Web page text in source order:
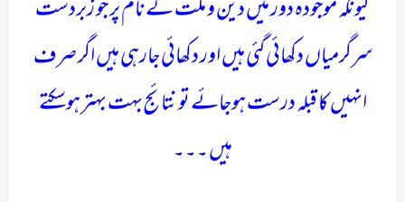
کیونکہ موجودہ دور میں دین و ملت کے نام پر جو زبردست
سرگرمیاں دکھائی گئی ہیں اور دکھائی جارہی ہیں اگر صرف
انہیں کا قبلہ درست ہوجائے تو نتائج بہت بہتر ہوسکتے
ہیں ۔۔۔